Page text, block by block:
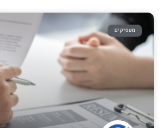
מעסיקים